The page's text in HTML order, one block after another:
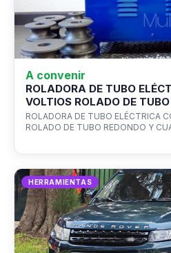
A convenir
ROLADORA DE TUBO
VOLTIOS ROLADO DE
ROLADORA DE TUBO ELÉCTRICA
ROLADO DE TUBO REDONDO Y
HERRAMIENTAS